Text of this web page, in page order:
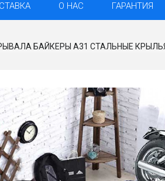
О НАС ГАРАНТИЯ
БАЙКЕРЫ А31 СТАЛЬНЫЕ